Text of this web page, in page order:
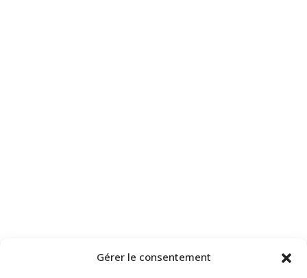
Gérer le consentement